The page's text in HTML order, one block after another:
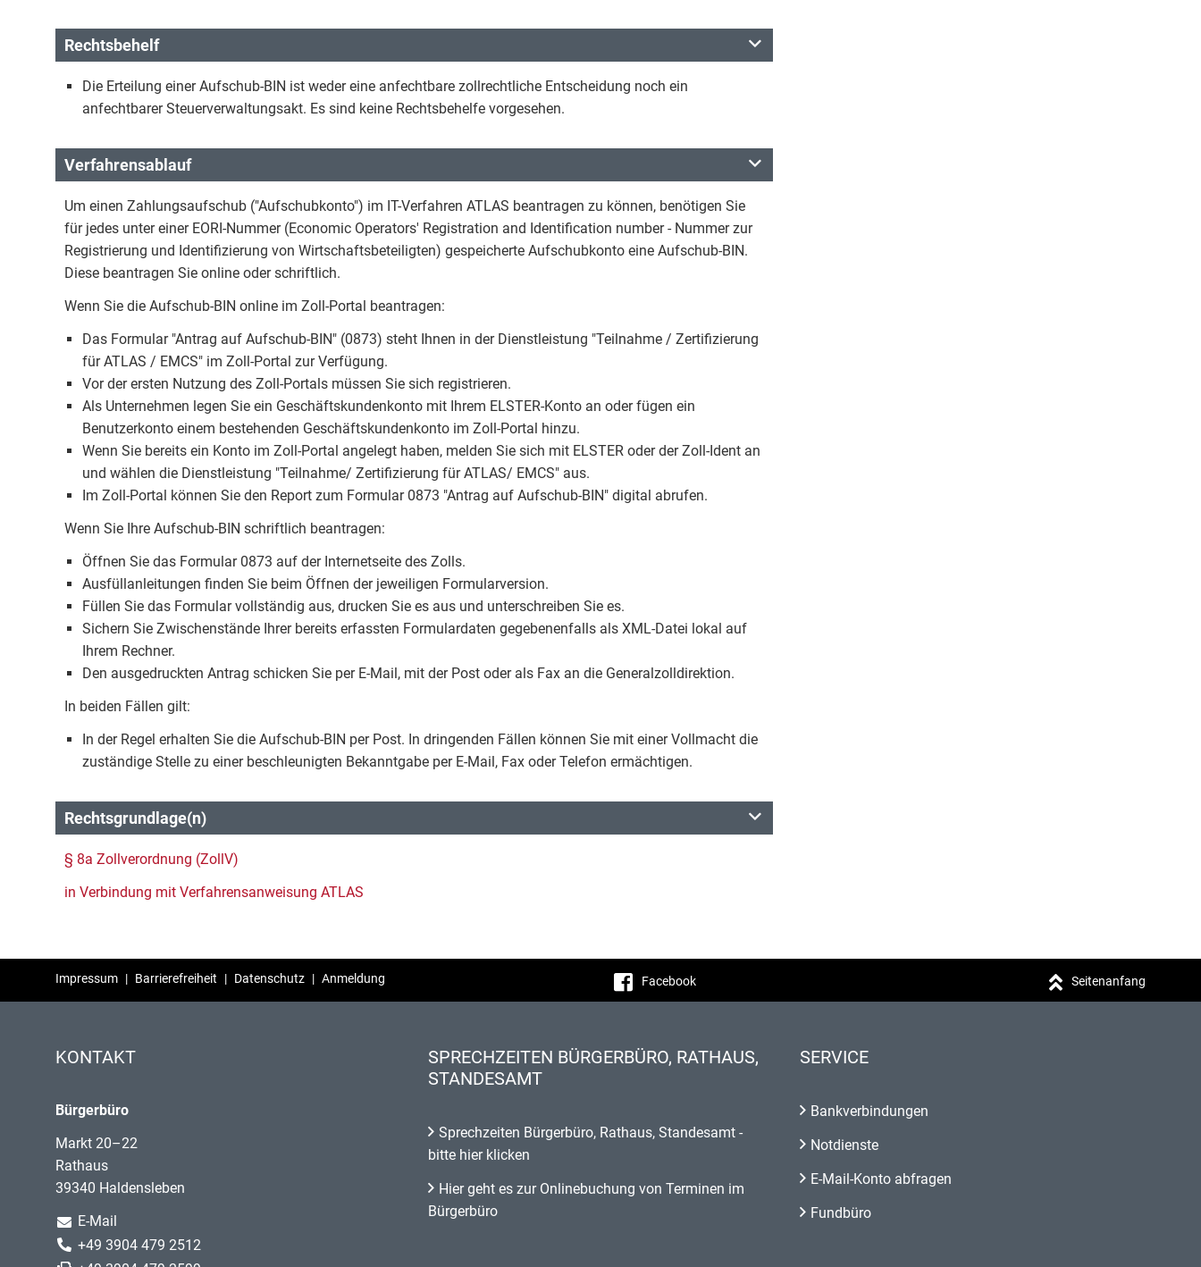
Rechtsbehelf
Die Erteilung einer Aufschub-BIN ist weder eine anfechtbare zollrechtliche Entscheidung noch ein
anfechtbarer Steuerverwaltungsakt. Es sind keine Rechtsbehelfe vorgesehen.
Verfahrensablauf
Um einen Zahlungsaufschub ("Aufschubkonto") im IT-Verfahren ATLAS beantragen zu können, benötigen Sie
für jedes unter einer EORI-Nummer (Economic Operators' Registration and Identification number - Nummer zur
Registrierung und Identifizierung von Wirtschaftsbeteiligten) gespeicherte Aufschubkonto eine Aufschub-BIN.
Diese beantragen Sie online oder schriftlich.
Wenn Sie die Aufschub-BIN online im Zoll-Portal beantragen:
Das Formular "Antrag auf Aufschub-BIN" (0873) steht Ihnen in der Dienstleistung "Teilnahme / Zertifizierung
für ATLAS / EMCS" im Zoll-Portal zur Verfügung.
Vor der ersten Nutzung des Zoll-Portals müssen Sie sich registrieren.
Als Unternehmen legen Sie ein Geschäftskundenkonto mit Ihrem ELSTER-Konto an oder fügen ein
Benutzerkonto einem bestehenden Geschäftskundenkonto im Zoll-Portal hinzu.
Wenn Sie bereits ein Konto im Zoll-Portal angelegt haben, melden Sie sich mit ELSTER oder der Zoll-Ident an
und wählen die Dienstleistung "Teilnahme/ Zertifizierung für ATLAS/ EMCS" aus.
Im Zoll-Portal können Sie den Report zum Formular 0873 "Antrag auf Aufschub-BIN" digital abrufen.
Wenn Sie Ihre Aufschub-BIN schriftlich beantragen:
Öffnen Sie das Formular 0873 auf der Internetseite des Zolls.
Ausfüllanleitungen finden Sie beim Öffnen der jeweiligen Formularversion.
Füllen Sie das Formular vollständig aus, drucken Sie es aus und unterschreiben Sie es.
Sichern Sie Zwischenstände Ihrer bereits erfassten Formulardaten gegebenenfalls als XML-Datei lokal auf
Ihrem Rechner.
Den ausgedruckten Antrag schicken Sie per E-Mail, mit der Post oder als Fax an die Generalzolldirektion.
In beiden Fällen gilt:
In der Regel erhalten Sie die Aufschub-BIN per Post. In dringenden Fällen können Sie mit einer Vollmacht die
zuständige Stelle zu einer beschleunigten Bekanntgabe per E-Mail, Fax oder Telefon ermächtigen.
Rechtsgrundlage(n)
§ 8a Zollverordnung (ZollV)
in Verbindung mit Verfahrensanweisung ATLAS
Impressum | Barrierefreiheit | Datenschutz | Anmeldung Facebook Seitenanfang
KONTAKT
Bürgerbüro
Markt 20–22
Rathaus
39340 Haldensleben
E-Mail
+49 3904 479 2512
SPRECHZEITEN BÜRGERBÜRO, RATHAUS,
STANDESAMT
Sprechzeiten Bürgerbüro, Rathaus, Standesamt -
bitte hier klicken
Hier geht es zur Onlinebuchung von Terminen im
Bürgerbüro
SERVICE
Bankverbindungen
Notdienste
E-Mail-Konto abfragen
Fundbüro